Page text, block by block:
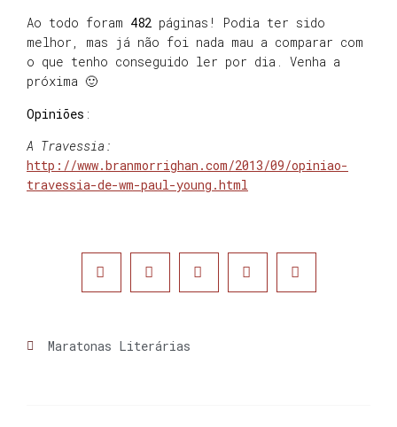
Ao todo foram 482 páginas! Podia ter sido
melhor, mas já não foi nada mau a comparar com
o que tenho conseguido ler por dia. Venha a
próxima 🙂
Opiniões :
A Travessia:
http://www.branmorrighan.com/2013/09/opiniao-
travessia-de-wm-paul-young.html
Maratonas Literárias